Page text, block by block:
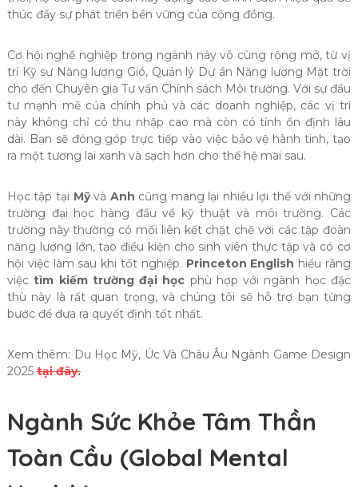
thúc đẩy sự phát triển bền vững của cộng đồng.
Cơ hội nghề nghiệp trong ngành này vô cùng rộng mở, từ vị
trí Kỹ sư Năng lượng Gió, Quản lý Dự án Năng lượng Mặt trời
cho đến Chuyên gia Tư vấn Chính sách Môi trường. Với sự đầu
tư mạnh mẽ của chính phủ và các doanh nghiệp, các vị trí
này không chỉ có thu nhập cao mà còn có tính ổn định lâu
dài. Bạn sẽ đóng góp trực tiếp vào việc bảo vệ hành tinh, tạo
ra một tương lai xanh và sạch hơn cho thế hệ mai sau.
Học tập tại Mỹvà Anh cũng mang lại nhiều lợi thế với những
trường đại học hàng đầu về kỹ thuật và môi trường. Các
trường này thường có mối liên kết chặt chẽ với các tập đoàn
năng lượng lớn, tạo điều kiện cho sinh viên thực tập và có cơ
hội việc làm sau khi tốt nghiệp. Princeton English hiểu rằng
việctìm kiếm trường đại học phù hợp với ngành học đặc
thù này là rất quan trọng, và chúng tôi sẽ hỗ trợ bạn từng
bước để đưa ra quyết định tốt nhất.
Xem thêm: Du Học Mỹ, Úc Và Châu Âu Ngành Game Design
2025 tại đây.
Ngành Sức Khỏe Tâm Thần
Toàn Cầu (Global Mental